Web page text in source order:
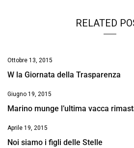
RELATED
Ottobre 13, 2015
W la Giornata della Trasparenza
Giugno 19, 2015
Marino munge l’ultima vacca
Aprile 19, 2015
Noi siamo i figli delle Stelle